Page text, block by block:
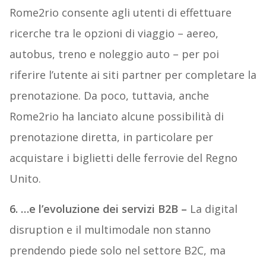
Rome2rio consente agli utenti di effettuare
ricerche tra le opzioni di viaggio – aereo,
autobus, treno e noleggio auto – per poi
riferire l’utente ai siti partner per completare la
prenotazione. Da poco, tuttavia, anche
Rome2rio ha lanciato alcune possibilità di
prenotazione diretta, in particolare per
acquistare i biglietti delle ferrovie del Regno
Unito.
6. …e l’evoluzione dei servizi B2B – La digital
disruption e il multimodale non stanno
prendendo piede solo nel settore B2C, ma